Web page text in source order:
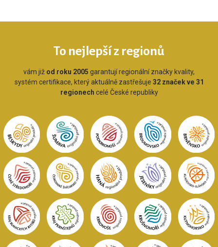
To nejlepší z regionů
vám již od roku 2005 garantují regionální značky kvality,
systém certifikace, který aktuálně zastřešuje 32 značek ve 31
regionech celé České republiky